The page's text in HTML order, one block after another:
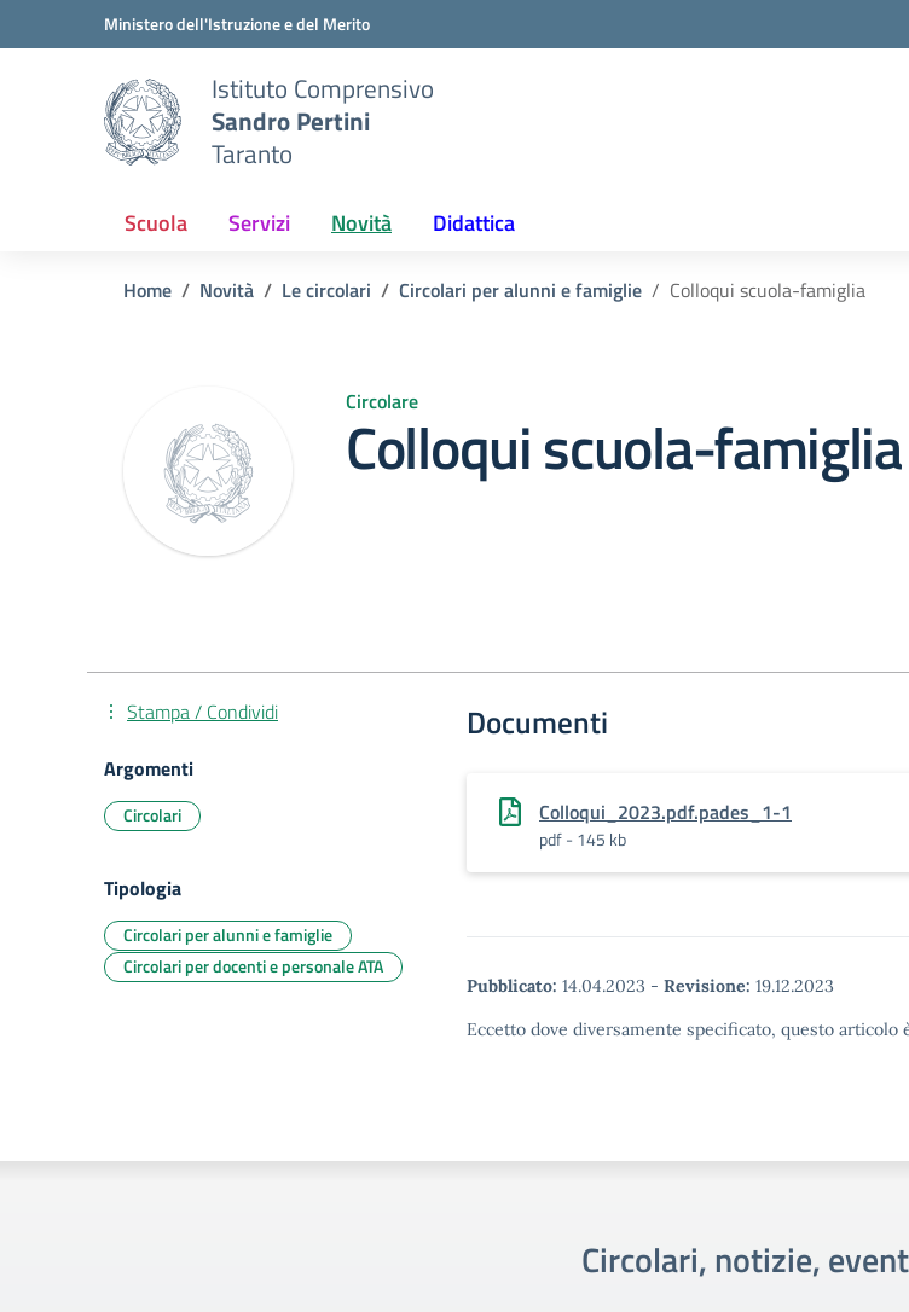
Vai ai contenuti
Vai al menu di navigazioneMinistero dell'Istruzione e del Merito
Istituto Comprensivo
Sandro Pertini
Taranto
Scuola Servizi Novità Didattica
Home Novità Le circolari Circolari per alunni e famiglie Colloqui scuola-famiglia
Circolare
Colloqui scuola-famiglia
Documenti
Colloqui_2023.pdf.pades_1-1
pdf - 145 kb
Pubblicato: 14.04.2023 - Revisione: 19.12.2023
Eccetto dove diversamente specificato, questo
Stampa / Condividi
Argomenti
Circolari
Tipologia
Circolari per alunni e famiglie
Circolari per docenti e personale ATA
Circolari, notizie,